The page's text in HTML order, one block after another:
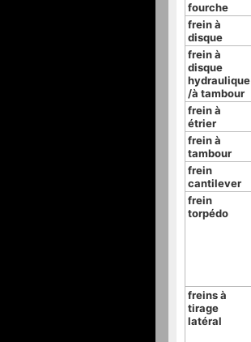
fourche
frein à
disque
frein à
disque
hydraulique
/à tambour
frein à
étrier
frein à
tambour
frein
cantilever
frein
torpédo
freins à
tirage
latéral